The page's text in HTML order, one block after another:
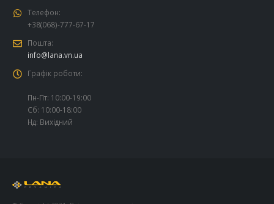
Телефон:
+38(068)-777-67-17
Пошта:
info@lana.vn.ua
Графік роботи:
Пн-Пт: 10:00-19:00
Сб: 10:00-18:00
Нд: Вихідний